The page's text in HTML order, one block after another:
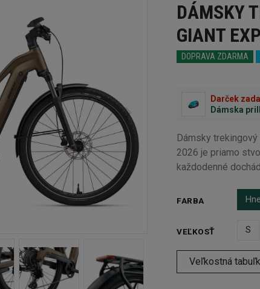
DÁMSKY
GIANT
DOPRAVA ZDARMA
Darček
Dámska
Dámsky trekingový
2026 je priamo
každodenné
FARBA
VEĽKOSŤ S
Veľkostná